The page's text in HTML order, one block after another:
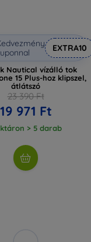
EXTRA10
Nautical vízálló tok
15 Plus-hoz klipszel,
átlátszó
23 390 Ft
19 971 Ft
> 5 darab